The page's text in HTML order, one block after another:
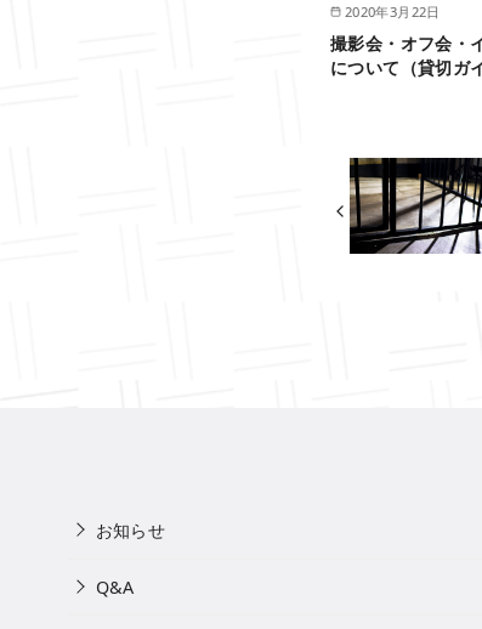
2020年3月22日
撮影会・オフ会・
について（貸切ガ
お知らせ
Q&A